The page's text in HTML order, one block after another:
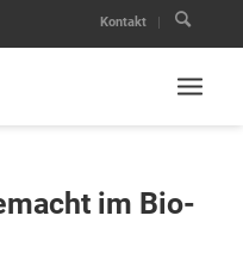
Kontakt
im Bio-